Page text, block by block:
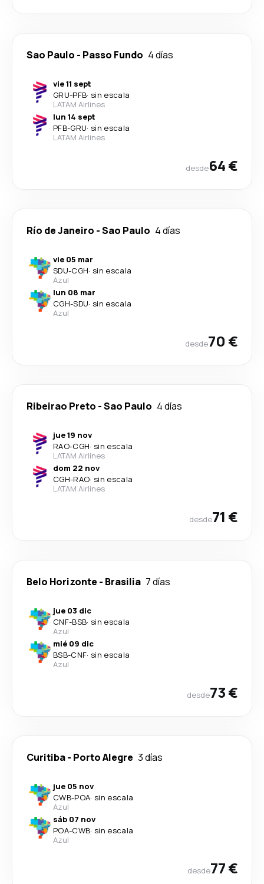
Sao Paulo - Passo Fundo 4 días
vie 11 sept
GRU-PFB· sin escala
LATAM Airlines
lun 14 sept
PFB-GRU· sin escala
LATAM Airlines
desde64 €
Río de Janeiro -Sao Paulo 4 días
vie 05 mar
SDU-CGH· sin escala
Azul
lun 08 mar
CGH-SDU· sin escala
Azul
desde70 €
Ribeirao Preto -Sao Paulo 4 días
jue 19 nov
RAO-CGH· sin escala
LATAM Airlines
dom 22 nov
CGH-RAO· sin escala
LATAM Airlines
desde71 €
Belo Horizonte - Brasilia 7 días
jue 03 dic
CNF-BSB· sin escala
Azul
mié 09 dic
BSB-CNF· sin escala
Azul
desde73 €
Curitiba- Porto Alegre 3 días
jue 05 nov
CWB-POA· sin escala
Azul
sáb 07 nov
POA-CWB· sin escala
Azul
desde77 €